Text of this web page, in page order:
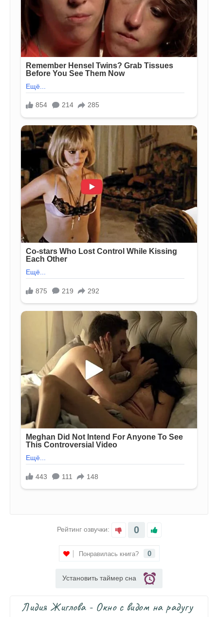
Рейтинг озвучки: 0
Понравилась книга? 0
Установить таймер сна
Лидия Жиглова - Окно с видом на радугу